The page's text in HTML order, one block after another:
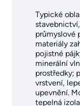
Typické
průmyslové
materiály
pojistné
minerální
prostředky;
vrstvení,
upevnění.
tepelná